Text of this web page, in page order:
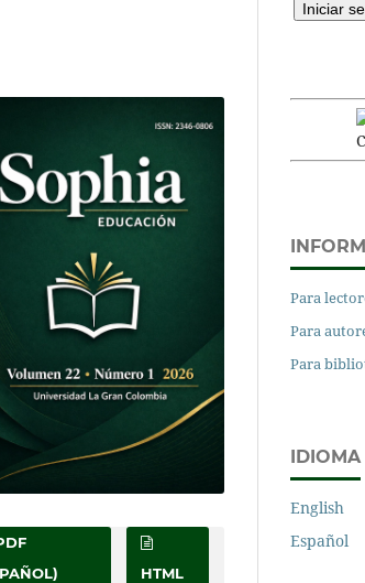
HTML
Para
Para
Para
IDIOMA
English
Español